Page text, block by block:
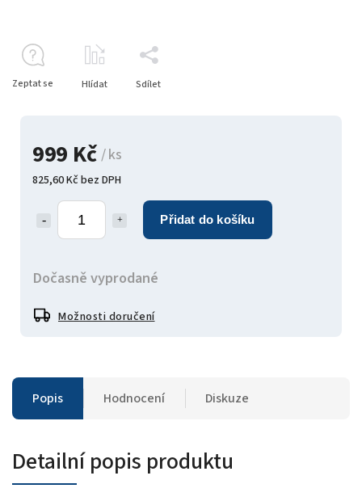
999 Kč / ks
825,60 Kč bez DPH
Přidat do košíku
Dočasně vyprodané
Možnosti doručení
Zeptat se Hlídat Sdílet
Popis Hodnocení Diskuze
Detailní popis produktu